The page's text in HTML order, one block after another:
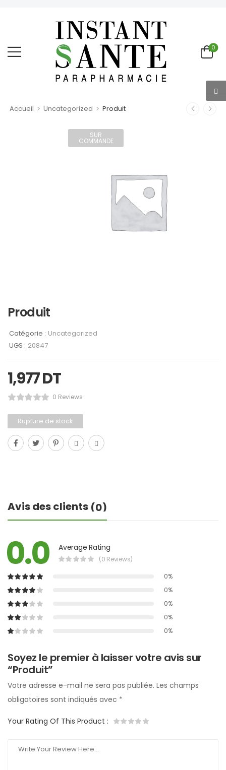
0
Accueil > Uncategorized > Produit
SUR
COMMANDE
Produit
Catégorie : Uncategorized
UGS : 20847
1,977DT
0 Reviews
Rupture de stock
Avis des clients (0)
0.0 Average Rating
(0 Reviews)
0%
0%
0%
0%
0%
Soyez le premier à laisser votre avis sur
“Produit”
Votre adresse e-mail ne sera pas publiée. Les champs
obligatoires sont indiqués avec *
Your Rating Of This Product :